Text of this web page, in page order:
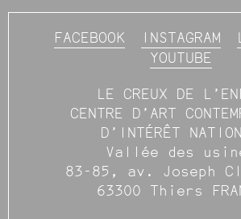
FACEBOOK INSTAGRAM
YOUTUBE
LE CREUX DE
CENTRE D’ART
D’INTÉRÊT
Vallée des
83-85, av. Joseph
63300 Thiers